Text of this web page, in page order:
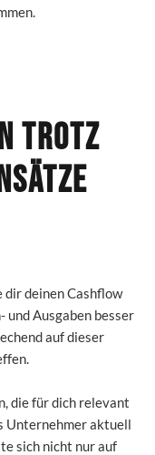
trotz
dir deinen Cashflow
und Ausgaben besser
auf dieser
die für dich relevant
Unternehmer aktuell
sich nicht nur auf